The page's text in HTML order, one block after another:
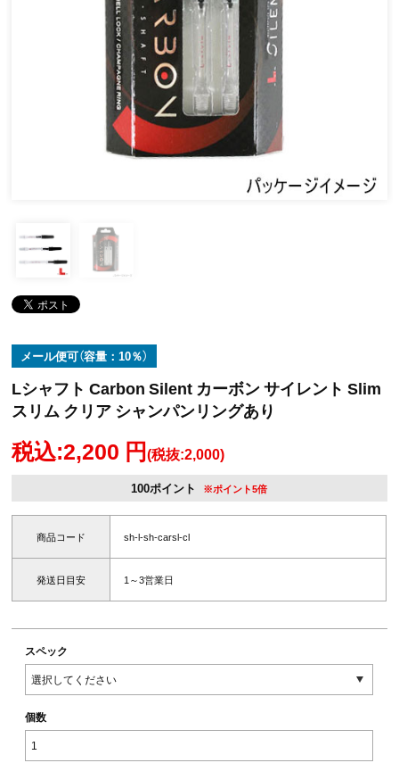
メール便可（容量：10％）
Lシャフト Carbon Silent カーボン サイレント Slim
スリム クリア シャンパンリングあり
税込:2,200 円(税抜:2,000)
100ポイント ※ポイント5倍
商品コード sh-l-sh-carsl-cl
発送日目安 1～3営業日
スペック
個数